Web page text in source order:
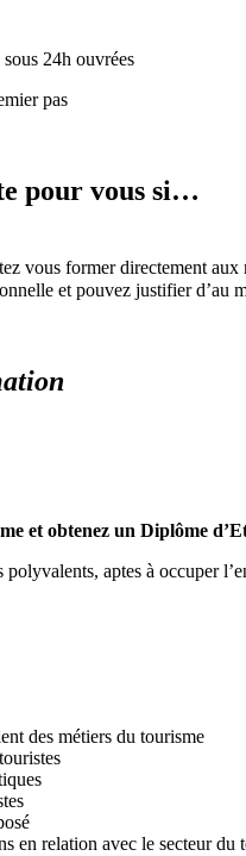
sous 24h ouvrées
pas
pour vous si…
vous former directement
et pouvez justifier
et obtenez un Diplôme
aptes à occuper
des métiers du tourisme
en relation avec le secteur du